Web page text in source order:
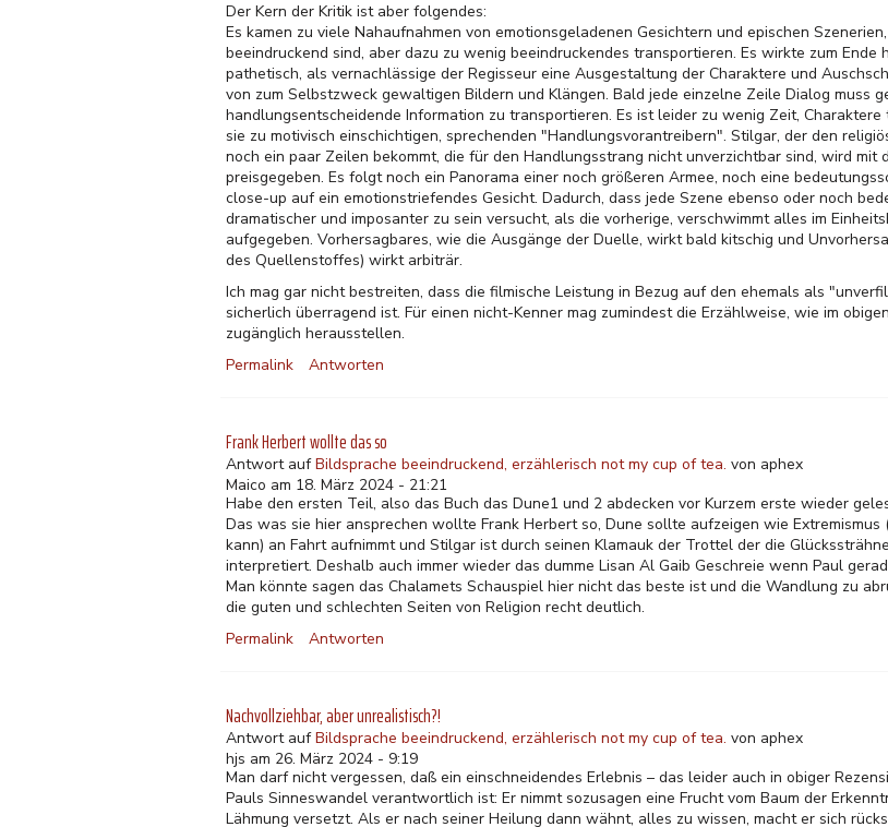
Der Kern der Kritik ist aber folgendes:
Es kamen zu viele Nahaufnahmen von emotionsgeladenen Gesichtern und epischen
beeindruckend sind, aber dazu zu wenig beeindruckendes transportieren. Es wirkte zum Ende
pathetisch, als vernachlässige der Regisseur eine Ausgestaltung der Charaktere und
von zum Selbstzweck gewaltigen Bildern und Klängen. Bald jede einzelne Zeile Dialog muss
handlungsentscheidende Information zu transportieren. Es ist leider zu wenig Zeit,
sie zu motivisch einschichtigen, sprechenden "Handlungsvorantreibern". Stilgar, der den
noch ein paar Zeilen bekommt, die für den Handlungsstrang nicht unverzichtbar sind, wird mit
preisgegeben. Es folgt noch ein Panorama einer noch größeren Armee, noch eine
close-up auf ein emotionstriefendes Gesicht. Dadurch, dass jede Szene ebenso oder noch
dramatischer und imposanter zu sein versucht, als die vorherige, verschwimmt alles im
aufgegeben. Vorhersagbares, wie die Ausgänge der Duelle, wirkt bald kitschig und
des Quellenstoffes) wirkt arbiträr.
Ich mag gar nicht bestreiten, dass die filmische Leistung in Bezug auf den ehemals als
sicherlich überragend ist. Für einen nicht-Kenner mag zumindest die Erzählweise, wie im
zugänglich herausstellen.
Permalink
Antworten
Frank Herbert wollte das so
Antwort aufBildsprache beeindruckend, erzählerisch not my cup of tea. von aphex
Maico am 18. März 2024 - 21:21
Habe den ersten Teil, also das Buch das Dune1 und 2 abdecken vor Kurzem erste wieder
Das was sie hier ansprechen wollte Frank Herbert so, Dune sollte aufzeigen wie
kann) an Fahrt aufnimmt und Stilgar ist durch seinen Klamauk der Trottel der die
interpretiert. Deshalb auch immer wieder das dumme Lisan Al Gaib Geschreie wenn Paul
Man könnte sagen das Chalamets Schauspiel hier nicht das beste ist und die Wandlung zu
die guten und schlechten Seiten von Religion recht deutlich.
Permalink
Antworten
Nachvollziehbar, aber unrealistisch?!
Antwort aufBildsprache beeindruckend, erzählerisch not my cup of tea. von aphex
hjs am 26. März 2024 - 9:19
Man darf nicht vergessen, daß ein einschneidendes Erlebnis – das leider auch in obiger
Pauls Sinneswandel verantwortlich ist: Er nimmt sozusagen eine Frucht vom Baum der
Lähmung versetzt. Als er nach seiner Heilung dann wähnt, alles zu wissen, macht er sich